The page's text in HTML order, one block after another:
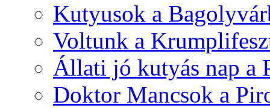
Kutyusok a
Voltunk a
Állati jó kutyás nap a
Doktor Mancsok a